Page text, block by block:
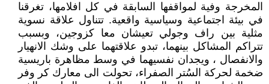
المخرجة وفية لمواقفها السابقة في كل افلامها، تغرقنا
في بيئة اجتماعية وسياسية واقعية. تتناول علاقة نسوية
مثلية بين راف وجولي تعيشان معا كزوجين، وبسبب
تتراكم المشاكل بينهما، تبدو علاقتهما على وشك الانهيار
والانفصال ، ويجدان نفسيهما في وسط مظاهرة باريسية
ضخمة لحركة السُتر الصفراء، تحولت الى معارك كر وفر